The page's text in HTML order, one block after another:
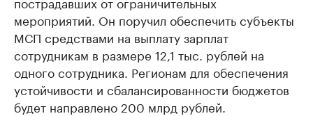
мероприятий. Он поручил обеспечить субъекты
МСП средствами на выплату зарплат
сотрудникам в размере 12,1 тыс. рублей на
одного сотрудника. Регионам для обеспечения
устойчивости и сбалансированности бюджетов
будет направлено 200 млрд рублей.